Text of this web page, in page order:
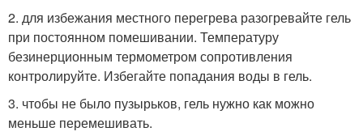
2. для избежания местного перегрева разогревайте гель
при постоянном помешивании. Температуру
безинерционным термометром сопротивления
контролируйте. Избегайте попадания воды в гель.
3. чтобы не было пузырьков, гель нужно как можно
меньше перемешивать.